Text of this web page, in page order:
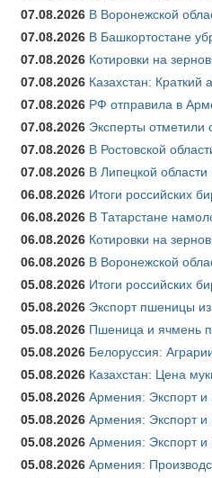
07.08.2026 В Воронежской
07.08.2026 В Башкортостане
07.08.2026 Котировки на
07.08.2026 Казахстан: Краткий
07.08.2026 РФ отправила в
07.08.2026 Эксперты отметили
07.08.2026 В Ростовской
07.08.2026 В Липецкой
06.08.2026 Итоги российских
06.08.2026 В Татарстане
06.08.2026 Котировки на
06.08.2026 В Воронежской
05.08.2026 Итоги российских
05.08.2026 Экспорт пшеницы
05.08.2026 Пшеница и ячмень
05.08.2026 Белоруссия:
05.08.2026 Казахстан: Цена
05.08.2026 Армения: Экспорт
05.08.2026 Армения: Экспорт
05.08.2026 Армения: Экспорт
05.08.2026 Армения: